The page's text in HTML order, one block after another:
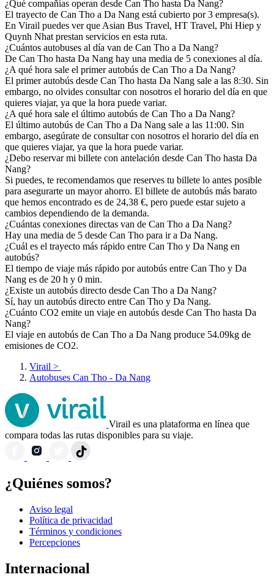
¿Qué compañías operan desde Can Tho hasta Da Nang?
El trayecto de Can Tho a Da Nang está cubierto por 3 empresa(s).
En Virail puedes ver que Asian Bus Travel, HT Travel, Phi Hiep y
Quynh Nhat prestan servicios en esta ruta.
¿Cuántos autobuses al día van de Can Tho a Da Nang?
De Can Tho hasta Da Nang hay una media de 5 conexiones al día.
¿A qué hora sale el primer autobús de Can Tho a Da Nang?
El primer autobús desde Can Tho hasta Da Nang sale a las 8:30. Sin
embargo, no olvides consultar con nosotros el horario del día en que
quieres viajar, ya que la hora puede variar.
¿A qué hora sale el último autobús de Can Tho a Da Nang?
El último autobús de Can Tho a Da Nang sale a las 11:00. Sin
embargo, asegúrate de consultar con nosotros el horario del día en
que quieres viajar, ya que la hora puede variar.
¿Debo reservar mi billete con antelación desde Can Tho hasta Da
Nang?
Si puedes, te recomendamos que reserves tu billete lo antes posible
para asegurarte un mayor ahorro. El billete de autobús más barato
que hemos encontrado es de 24,38 €, pero puede estar sujeto a
cambios dependiendo de la demanda.
¿Cuántas conexiones directas van de Can Tho a Da Nang?
Hay una media de 5 desde Can Tho para ir a Da Nang.
¿Cuál es el trayecto más rápido entre Can Tho y Da Nang en
autobús?
El tiempo de viaje más rápido por autobús entre Can Tho y Da
Nang es de 20 h y 0 min.
¿Existe un autobús directo desde Can Tho a Da Nang?
Sí, hay un autobús directo entre Can Tho y Da Nang.
¿Cuánto CO2 emite un viaje en autobús desde Can Tho hasta Da
Nang?
El viaje en autobús de Can Tho a Da Nang produce 54.09kg de
emisiones de CO2.
Virail >
Autobuses Can Tho - Da Nang
Virail es una plataforma en línea que
compara todas las rutas disponibles para su viaje.
¿Quiénes somos?
Aviso legal
Política de privacidad
Términos y condiciones
Percepciones
Internacional